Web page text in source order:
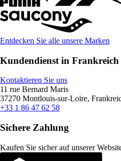
Entdecken Sie alle unsere Marken
Kundendienst in Frankreich
Kontaktieren Sie uns
11 rue Bernard Maris
37270 Montlouis-sur-Loire,
+33 1 86 47 62 58
Sichere Zahlung
Kaufen Sie sicher auf unserer